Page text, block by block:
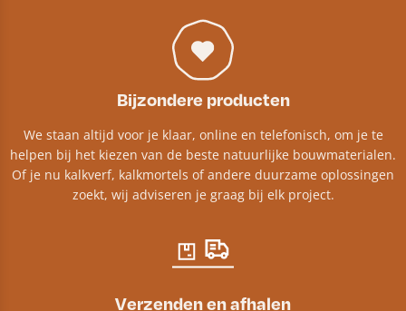
Bijzondere producten
We staan altijd voor je klaar, online en telefonisch, om je te
helpen bij het kiezen van de beste natuurlijke bouwmaterialen.
Of je nu kalkverf, kalkmortels of andere duurzame oplossingen
zoekt, wij adviseren je graag bij elk project.​
Verzenden en afhalen